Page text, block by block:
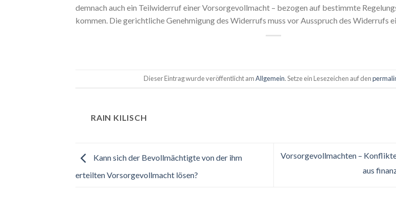
demnach auch ein Teilwiderruf einer Vorsorgevollmacht – bezogen auf bestimmte
kommen. Die gerichtliche Genehmigung des Widerrufs muss vor Ausspruch des Widerrufs
Dieser Eintrag wurde veröffentlicht amAllgemein. Setze ein Lesezeichen auf den
RAIN KILISCH
Kann sich der Bevollmächtigte von der ihm
erteilten Vorsorgevollmacht lösen?
Vorsorgevollmachten –
aus